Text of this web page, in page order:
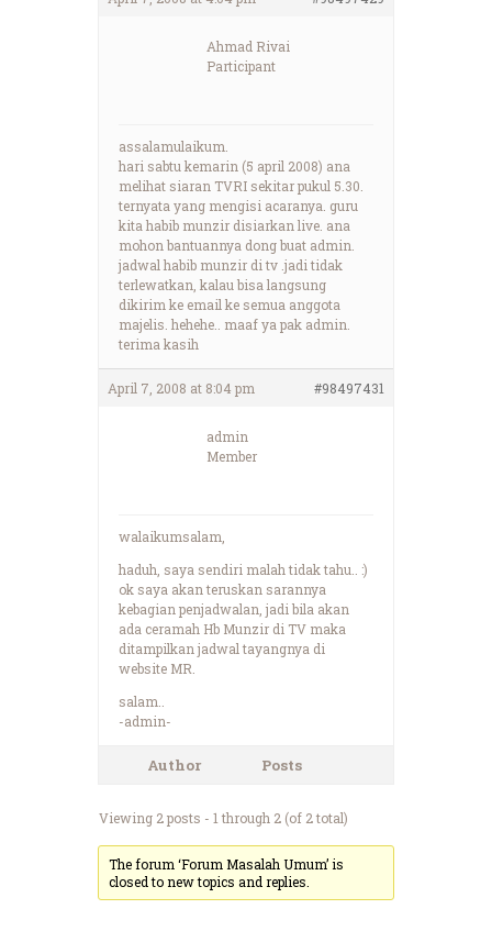
Ahmad Rivai
Participant
assalamulaikum.
hari sabtu kemarin (5 april 2008) ana
melihat siaran TVRI sekitar pukul 5.30.
ternyata yang mengisi acaranya. guru
kita habib munzir disiarkan live. ana
mohon bantuannya dong buat admin.
jadwal habib munzir di tv .jadi tidak
terlewatkan, kalau bisa langsung
dikirim ke email ke semua anggota
majelis. hehehe.. maaf ya pak admin.
terima kasih
April 7, 2008 at 8:04 pm #98497431
admin
Member
walaikumsalam,
haduh, saya sendiri malah tidak tahu.. :)
ok saya akan teruskan sarannya
kebagian penjadwalan, jadi bila akan
ada ceramah Hb Munzir di TV maka
ditampilkan jadwal tayangnya di
website MR.
salam..
-admin-
Author Posts
Viewing 2 posts - 1 through 2 (of 2 total)
The forum ‘Forum Masalah Umum’ is
closed to new topics and replies.